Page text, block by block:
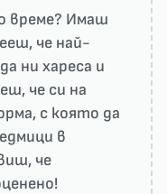
време? Имаш
че най-
ни харесa и
че си на
с която да
в
че